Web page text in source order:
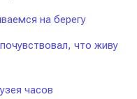
на берегу
что живу
часов